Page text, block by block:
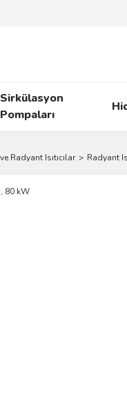
Sirkülasyon
Pompaları
Radyant Isıtıcılar Radyant